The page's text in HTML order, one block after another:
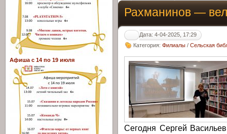
Рахманинов —
Дата: 4-04-2025, 17:29
Категория: Филиалы / Сельская
Сегодня Сергей
Афиша с 14 по 19 июля